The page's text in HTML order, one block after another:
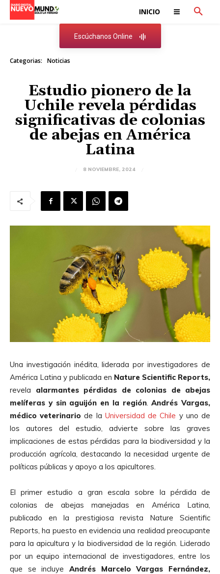
INICIO
Escúchanos Online
Categorias: Noticias
Estudio pionero de la
Uchile revela pérdidas
significativas de colonias
de abejas en América
Latina
8 NOVIEMBRE, 2024
Una investigación inédita, liderada por investigadores de
América Latina y publicada en Nature Scientific Reports,
revela alarmantes pérdidas de colonias de abejas
melíferas y sin aguijón en la región.Andrés Vargas,
médico veterinario de la Universidad de Chile y uno de
los autores del estudio, advierte sobre las graves
implicaciones de estas pérdidas para la biodiversidad y la
producción agrícola, destacando la necesidad urgente de
políticas públicas y apoyo a los apicultores.
El primer estudio a gran escala sobre la pérdida de
colonias de abejas manejadas en América Latina,
publicado en la prestigiosa revista Nature Scientific
Reports, ha puesto en evidencia una realidad preocupante
para la apicultura y la biodiversidad de la región. Liderado
por un equipo internacional de investigadores, entre los
que se incluye Andrés Marcelo Vargas Fernández,